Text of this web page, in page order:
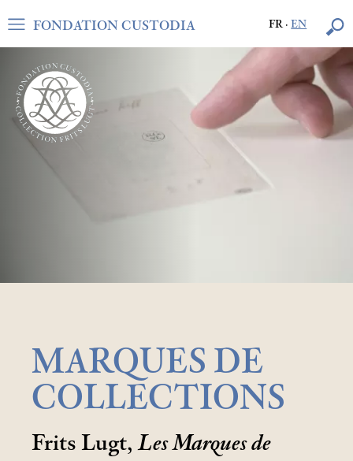
FR·EN
FONDATION CUSTODIA
MARQUES DE
COLLECTIONS
Frits Lugt,Les Marques de